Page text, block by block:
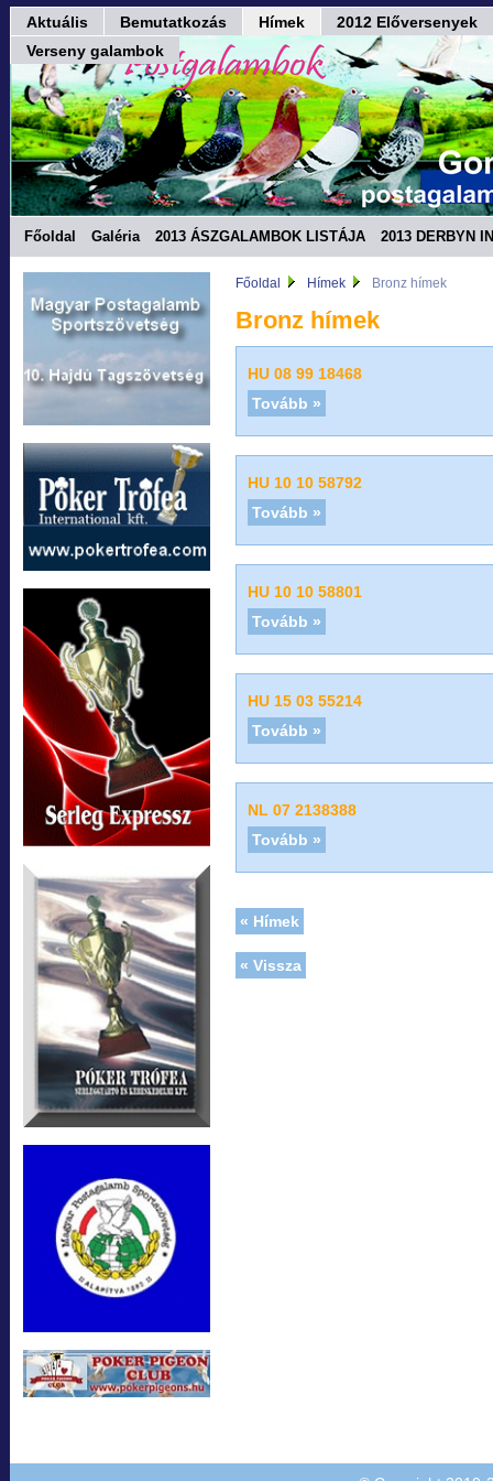
Aktuális Bemutatkozás Hímek
2012 Előversenyek
Verseny galambok
Főoldal Galéria 2013 ÁSZGALAMBOK LISTÁJA
2013 DERBYN
Főoldal Hímek Bronz hímek
Bronz hímek
HU 08 99 18468
Tovább »
HU 10 10 58792
Tovább »
HU 10 10 58801
Tovább »
HU 15 03 55214
Tovább »
NL 07 2138388
Tovább »
« Hímek
« Vissza